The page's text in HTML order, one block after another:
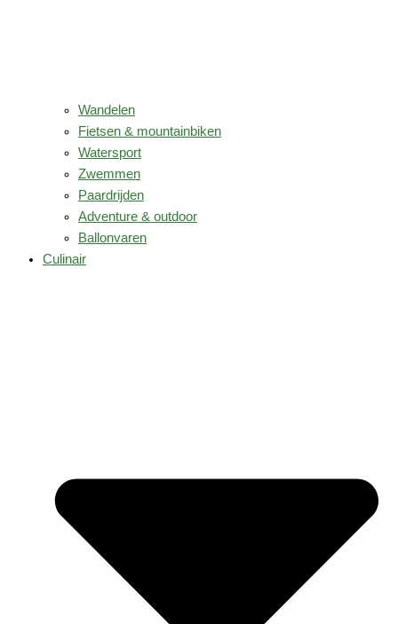
Wandelen
Fietsen & mountainbiken
Watersport
Zwemmen
Paardrijden
Adventure & outdoor
Ballonvaren
Culinair